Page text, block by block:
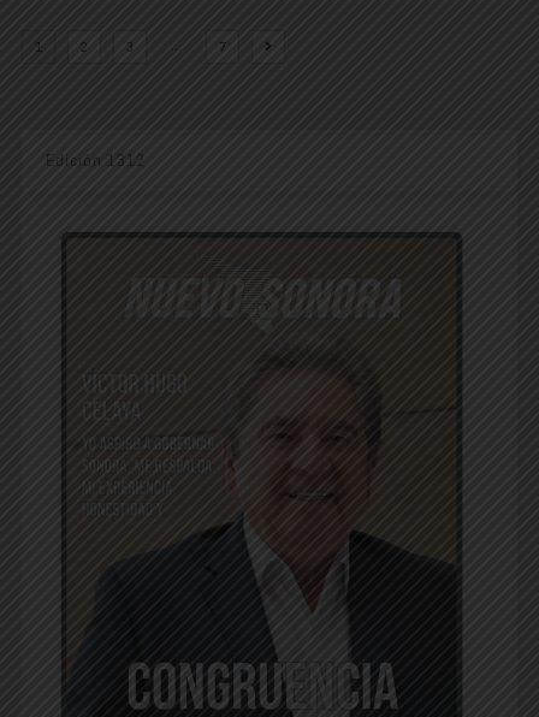
1 2 3 … 7
Edición 1312